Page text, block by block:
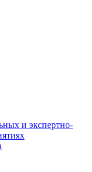
и экспертно-